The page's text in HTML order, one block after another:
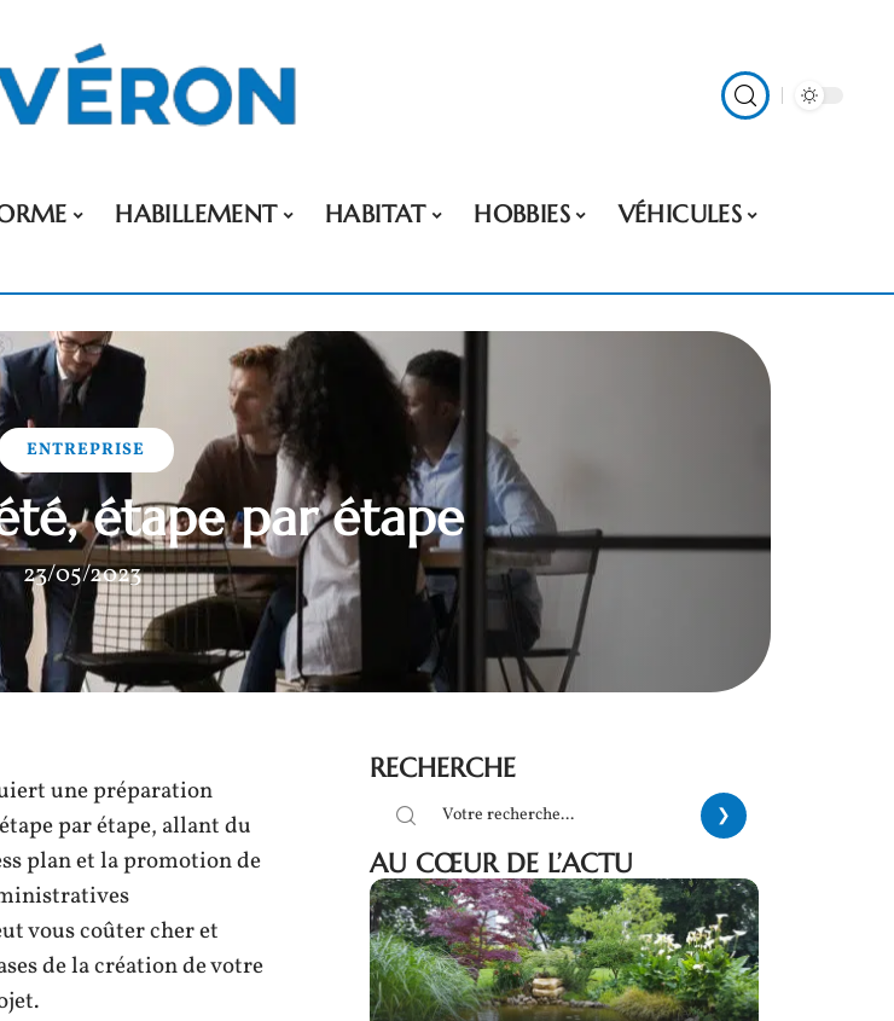
HABILLEMENT HABITAT HOBBIES
VÉHICULES
ENTREPRISE
étape par étape
23/05/2023
une préparation
par étape, allant du
plan et la promotion de
vous coûter cher et
de la création de votre
RECHERCHE
AU CŒUR DE L’ACTU